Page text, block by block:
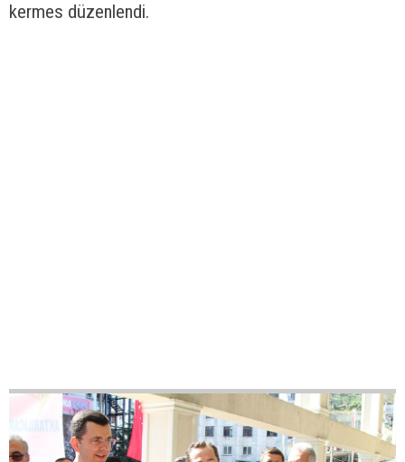
kermes düzenlendi.